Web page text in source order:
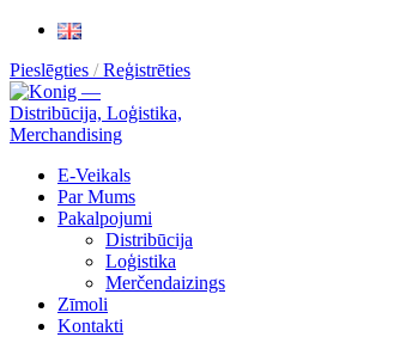
Pieslēgties Reģistrēties
E-Veikals
Par Mums
Pakalpojumi
Distribūcija
Loģistika
Merčendaizings
Zīmoli
Kontakti